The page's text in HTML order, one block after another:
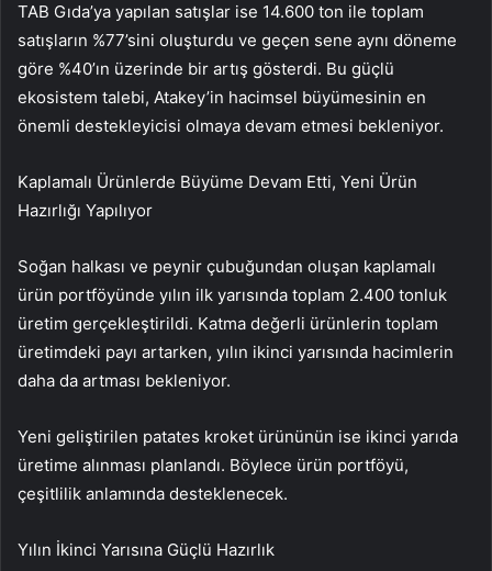
TAB Gıda’ya yapılan satışlar ise 14.600 ton ile toplam
satışların %77’sini oluşturdu ve geçen sene aynı döneme
göre %40’ın üzerinde bir artış gösterdi. Bu güçlü
ekosistem talebi, Atakey’in hacimsel büyümesinin en
önemli destekleyicisi olmaya devam etmesi bekleniyor.
Kaplamalı Ürünlerde Büyüme Devam Etti, Yeni Ürün
Hazırlığı Yapılıyor
Soğan halkası ve peynir çubuğundan oluşan kaplamalı
ürün portföyünde yılın ilk yarısında toplam 2.400 tonluk
üretim gerçekleştirildi. Katma değerli ürünlerin toplam
üretimdeki payı artarken, yılın ikinci yarısında hacimlerin
daha da artması bekleniyor.
Yeni geliştirilen patates kroket ürününün ise ikinci yarıda
üretime alınması planlandı. Böylece ürün portföyü,
çeşitlilik anlamında desteklenecek.
Yılın İkinci Yarısına Güçlü Hazırlık